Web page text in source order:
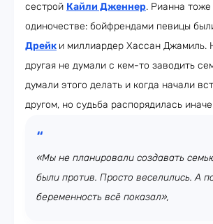
сестрой Кайли Дженнер. Рианна тоже
одиночестве: бойфрендами певицы
Дрейк и миллиардер Хассан Джамиль.
другая не думали с кем-то заводить
думали этого делать и когда начали
другом, но судьба распорядилась
«Мы не планировали создавать
были против. Просто веселились. А
беременность всё показал»,